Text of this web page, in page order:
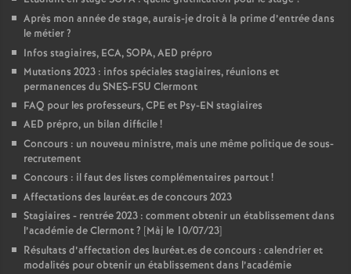
Après mon année de stage, aurais-je droit à la prime d’entrée dans
le métier?
Infos stagiaires, ECA, SOPA, AED prépro
Mutations 2023 : infos spéciales stagiaires, réunions et
permanences du SNES-FSU Clermont
FAQ pour les professeurs, CPE et Psy-EN stagiaires
AED prépro, un bilan difficile!
Concours : un nouveau ministre, mais une même politique de sous-
recrutement
Concours : il faut des listes complémentaires partout!
Affectations des lauréat.es de concours 2023
Stagiaires - rentrée 2023 : comment obtenir un établissement dans
l’académie de Clermont? [Màj le 10/07/23]
Résultats d’affectation des lauréat.es de concours : calendrier et
modalités pour obtenir un établissement dans l’académie